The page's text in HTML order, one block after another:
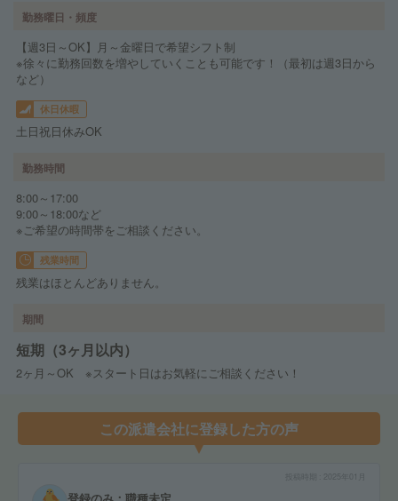
勤務曜日・頻度
【週3日～OK】月～金曜日で希望シフト制
※徐々に勤務回数を増やしていくことも可能です！（最初は週3日から
など）
休日休暇
土日祝日休みOK
勤務時間
8:00～17:00
9:00～18:00など
※ご希望の時間帯をご相談ください。
残業時間
残業はほとんどありません。
期間
短期（3ヶ月以内）
2ヶ月～OK ※スタート日はお気軽にご相談ください！
この派遣会社に登録した方の声
2025年01月